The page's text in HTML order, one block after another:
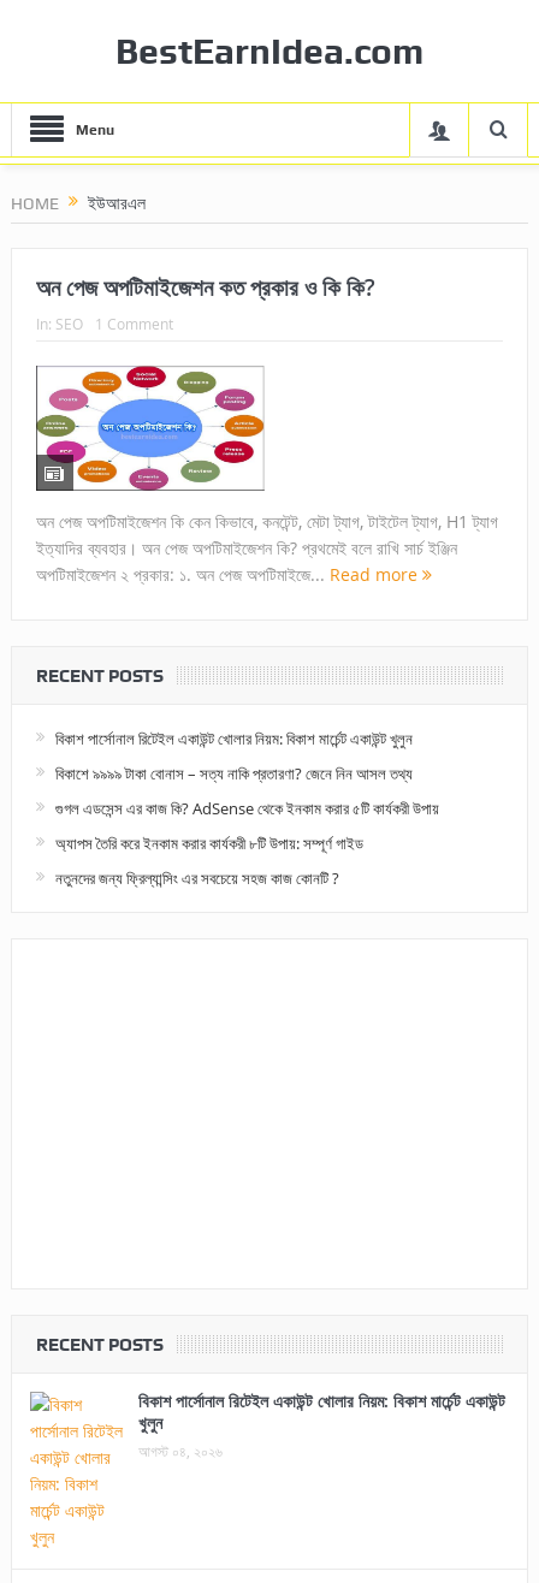
BestEarnIdea.com
Menu
HOME ইউআরএল
অন পেজ অপটিমাইজেশন কত প্রকার ও কি কি?
In: SEO 1 Comment
অন পেজ অপটিমাইজেশন কি কেন কিভাবে, কনটেন্ট, মেটা ট্যাগ, টাইটেল ট্যাগ, H1 ট্যাগ
ইত্যাদির ব্যবহার। অন পেজ অপটিমাইজেশন কি? প্রথমেই বলে রাখি সার্চ ইঞ্জিন
অপটিমাইজেশন ২ প্রকার: ১. অন পেজ অপটিমাইজে... Read more
RECENT POSTS
বিকাশ পার্সোনাল রিটেইল একাউন্ট খোলার নিয়ম: বিকাশ মার্চেন্ট একাউন্ট খুলুন
বিকাশে ৯৯৯৯ টাকা বোনাস – সত্য নাকি প্রতারণা? জেনে নিন আসল তথ্য
গুগল এডসেন্স এর কাজ কি? AdSense থেকে ইনকাম করার ৫টি কার্যকরী উপায়
অ্যাপস তৈরি করে ইনকাম করার কার্যকরী ৮টি উপায়: সম্পূর্ণ গাইড
নতুনদের জন্য ফ্রিল্যান্সিং এর সবচেয়ে সহজ কাজ কোনটি ?
RECENT POSTS
বিকাশ পার্সোনাল রিটেইল একাউন্ট খোলার নিয়ম: বিকাশ মার্চেন্ট একাউন্ট
খুলুন
আগস্ট ০৪, ২০২৬